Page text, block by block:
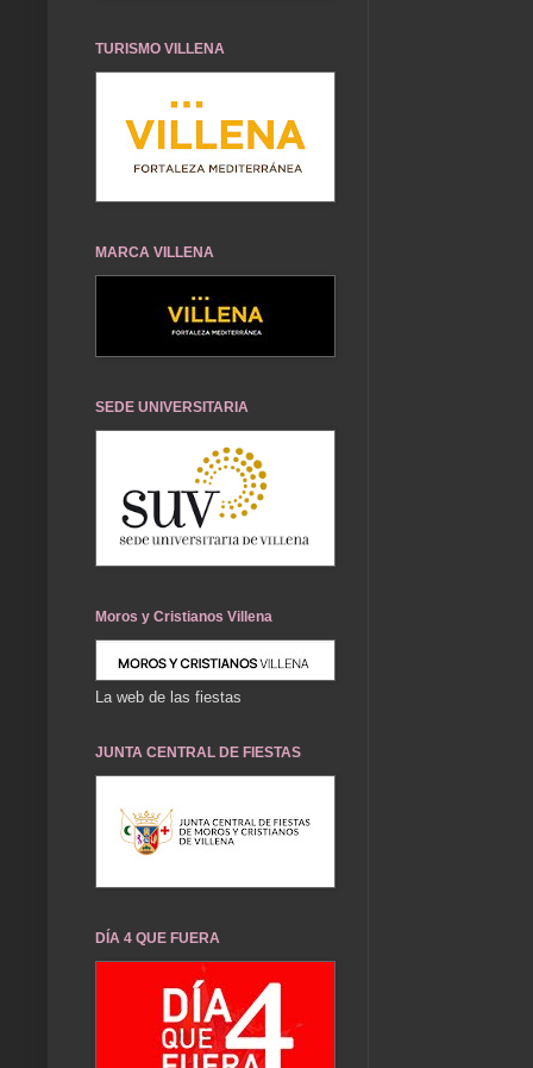
TURISMO VILLENA
MARCA VILLENA
SEDE UNIVERSITARIA
Moros y Cristianos Villena
La web de las fiestas
JUNTA CENTRAL DE FIESTAS
DÍA 4 QUE FUERA